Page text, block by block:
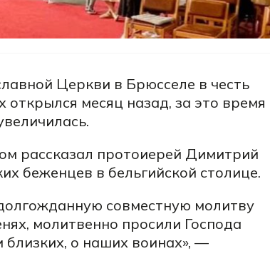
Церкви в Брюсселе в честь
месяц назад, за это время
рассказал протоиерей Димитрий
беженцев в бельгийской столице.
совместную молитву
молитвенно просили Господа
о наших воинах», —